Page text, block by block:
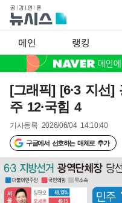
메인 랭킹
[그래픽] [6·3 지선
주 12·국힘 4
기사등록 2026/06/04 14:10:40
구글에서 선호하는 매체로 추가